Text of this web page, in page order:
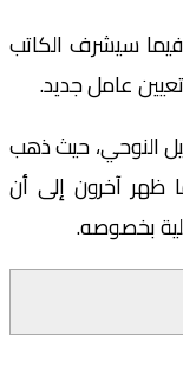
سيشرف الكاتب
عامل جديد.
النوحي، حيث ذهب
ظهر آخرون إلى أن
بخصوصه.